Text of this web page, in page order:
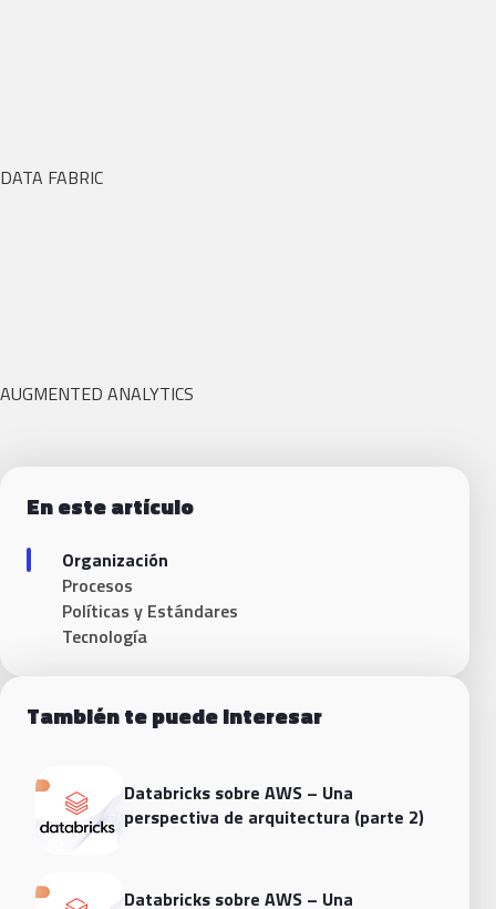
DATA FABRIC
AUGMENTED ANALYTICS
En este artículo
Organización
Procesos
Políticas y Estándares
Tecnología
También te puede interesar
Databricks sobre AWS – Una
perspectiva de arquitectura (parte 2)
Databricks sobre AWS – Una